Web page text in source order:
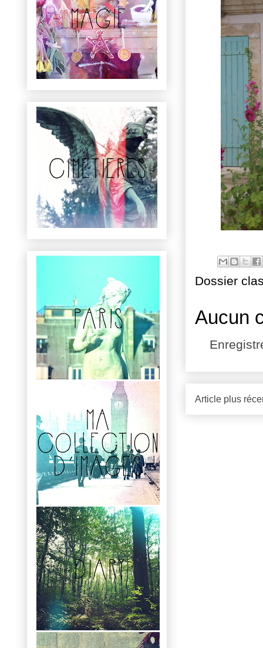
Dossier
Aucun
Article plus